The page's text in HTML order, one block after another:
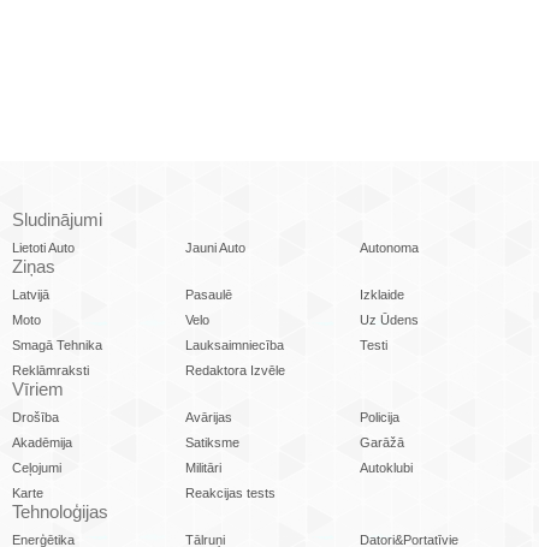
Sludinājumi
Lietoti Auto Jauni Auto Autonoma
Ziņas
Latvijā Pasaulē
Izklaide
Moto
Velo
Uz Ūdens
Smagā Tehnika
Lauksaimniecība
Testi
Reklāmraksti
Redaktora Izvēle
Vīriem
Drošība Avārijas
Policija
Akadēmija
Satiksme
Garāžā
Ceļojumi
Militāri
Autoklubi
Karte
Reakcijas tests
Tehnoloģijas
Enerģētika Tālruņi
Datori&Portatīvie